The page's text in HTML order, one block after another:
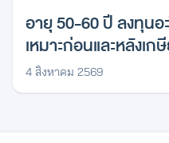
อายุ 50-60 ปี ลงทุนอ
เหมาะก่อนและหลังเ
4 สิงหาคม 2569